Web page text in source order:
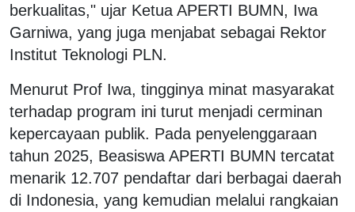
berkualitas," ujar Ketua APERTI BUMN, Iwa
Garniwa, yang juga menjabat sebagai Rektor
Institut Teknologi PLN.
Menurut Prof Iwa, tingginya minat masyarakat
terhadap program ini turut menjadi cerminan
kepercayaan publik. Pada penyelenggaraan
tahun 2025, Beasiswa APERTI BUMN tercatat
menarik 12.707 pendaftar dari berbagai daerah
di Indonesia, yang kemudian melalui rangkaian